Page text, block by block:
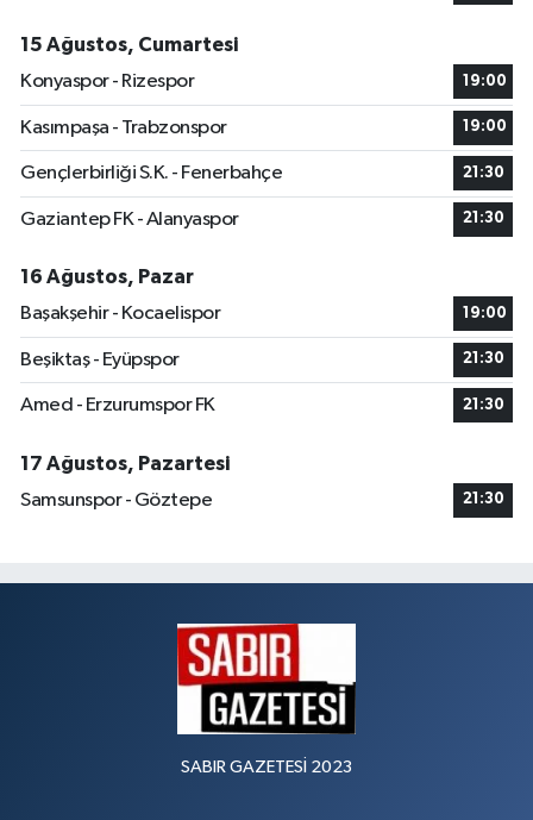
15 Ağustos, Cumartesi
Konyaspor - Rizespor
19:00
Kasımpaşa - Trabzonspor 19:00
Gençlerbirliği S.K. - Fenerbahçe 21:30
Gaziantep FK - Alanyaspor 21:30
16 Ağustos, Pazar
Başakşehir - Kocaelispor
19:00
Beşiktaş - Eyüpspor 21:30
Amed - Erzurumspor FK 21:30
17 Ağustos, Pazartesi
Samsunspor - Göztepe
21:30
SABIR GAZETESİ 2023